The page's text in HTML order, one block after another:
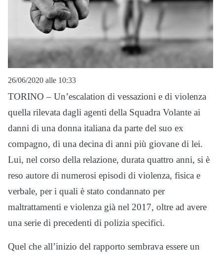
26/06/2020 alle 10:33
TORINO – Un’escalation di vessazioni e di violenza
quella rilevata dagli agenti della Squadra Volante ai
danni di una donna italiana da parte del suo ex
compagno, di una decina di anni più giovane di lei.
Lui, nel corso della relazione, durata quattro anni, si è
reso autore di numerosi episodi di violenza, fisica e
verbale, per i quali è stato condannato per
maltrattamenti e violenza già nel 2017, oltre ad avere
una serie di precedenti di polizia specifici.
Quel che all’inizio del rapporto sembrava essere un